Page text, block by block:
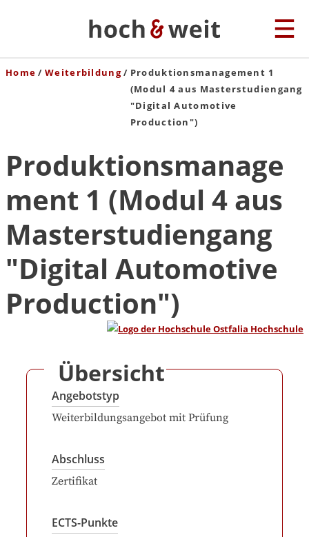
Home Weiterbildung
Produktionsmanagement 1
(Modul 4 aus Masterstudiengang
"Digital Automotive
Production")
Produktionsmanage
ment 1 (Modul 4 aus
Masterstudiengang
"Digital Automotive
Production")
Übersicht
Angebotstyp
Weiterbildungsangebot mit Prüfung
Abschluss
Zertifikat
ECTS-Punkte